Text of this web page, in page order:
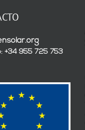
+34 955 725 753